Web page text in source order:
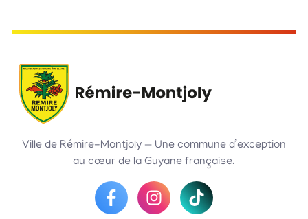
Ville de Rémire-Montjoly — Une commune d’exception
au cœur de la Guyane française.